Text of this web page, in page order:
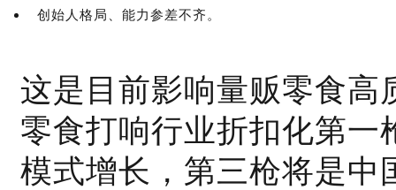
创始人格局、能力参差不齐。
这是目前影响量贩零食高
零食打响行业折扣化第一
模式增长，第三枪将是中